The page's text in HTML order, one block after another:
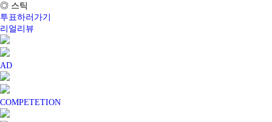
◎ 스틱
투표하러가기
리얼리뷰
AD
COMPETETION